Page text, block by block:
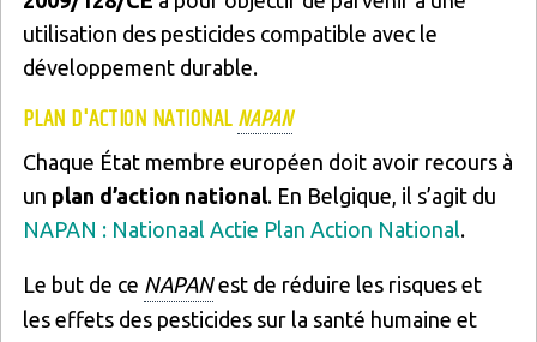
utilisation des pesticides compatible avec le
développement durable.
PLAN D'ACTION NATIONALNAPAN
Chaque État membre européen doit avoir recours à
un plan d’action national. En Belgique, il s’agit du
NAPAN : Nationaal Actie Plan Action National.
Le but de ce NAPANest de réduire les risques et
les effets des pesticides sur la santé humaine et